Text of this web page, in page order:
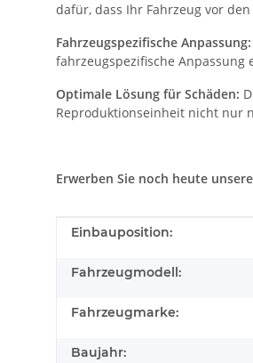
dafür, dass Ihr Fahrzeug vor
Fahrzeugspezifische Anpassung:
fahrzeugspezifische
Optimale Lösung für Schäden:
Reproduktionseinheit nicht nur
Erwerben Sie noch heute
Produkteigenschaft
Wert
Einbauposition:
Fahrzeugmodell:
Fahrzeugmarke:
Baujahr: